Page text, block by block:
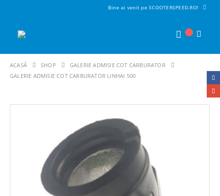
Bine ai venit pe SCOOTERSPEED.RO!
ACASĂ SHOP
GALERIE ADMISIE COT CARBURATOR
GALERIE ADMISIE COT CARBURATOR LINHAI 500